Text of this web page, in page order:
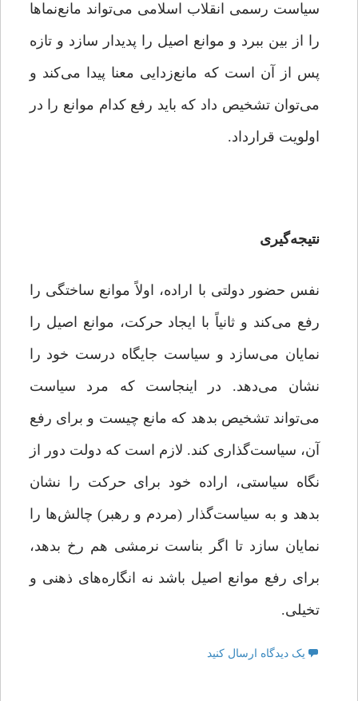
سیاست رسمی انقلاب اسلامی می‌تواند مانع‌نماها
را از بین ببرد و موانع اصیل را پدیدار سازد و تازه
پس از آن است که مانع‌زدایی معنا پیدا می‌کند و
می‌توان تشخیص داد که باید رفع کدام موانع را در
اولویت قرارداد.
نتیجه‌گیری
نفس حضور دولتی با اراده، اولاً موانع ساختگی را
رفع می‌کند و ثانیاً با ایجاد حرکت، موانع اصیل را
نمایان می‌سازد و سیاست جایگاه درست خود را
نشان می‌دهد. در اینجاست که مرد سیاست
می‌تواند تشخیص بدهد که مانع چیست و برای رفع
آن، سیاست‌گذاری کند. لازم است که دولت دور از
نگاه سیاستی، اراده خود برای حرکت را نشان
بدهد و به سیاست‌گذار (مردم و رهبر) چالش‌ها را
نمایان سازد تا اگر بناست نرمشی هم رخ بدهد،
برای رفع موانع اصیل باشد نه انگاره‌های ذهنی و
تخیلی.
یک دیدگاه ارسال کنید